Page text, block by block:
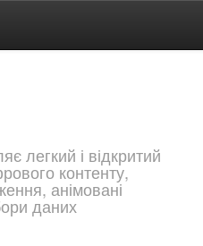
легкий і відкритий
контенту,
анімовані
даних